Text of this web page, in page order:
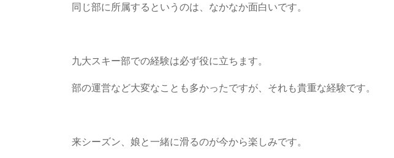
同じ部に所属するというのは、なかなか面白いです。
九大スキー部での経験は必ず役に立ちます。
部の運営など大変なことも多かったですが、それも貴重な経験です。
来シーズン、娘と一緒に滑るのが今から楽しみです。